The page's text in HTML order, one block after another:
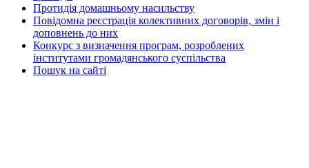
Протидія домашньому насильству
Повідомна реєстрація колективних договорів, змін і
доповнень до них
Конкурс з визначення програм, розроблених
інститутами громадянського суспільства
Пошук на сайті